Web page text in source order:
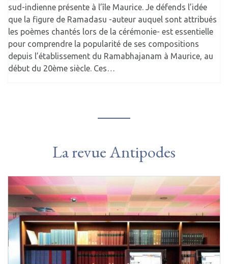
sud-indienne présente à l’île Maurice. Je défends l’idée
que la figure de Ramadasu -auteur auquel sont attribués
les poèmes chantés lors de la cérémonie- est essentielle
pour comprendre la popularité de ses compositions
depuis l’établissement du Ramabhajanam à Maurice, au
début du 20ème siècle. Ces…
La revue Antipodes